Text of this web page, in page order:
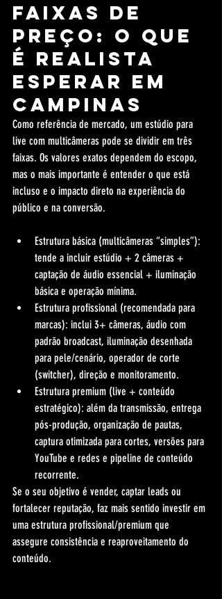
Faixas de
preço: o que
é realista
esperar em
Campinas
Como referência de mercado, um estúdio para
live com multicâmeras pode se dividir em três
faixas. Os valores exatos dependem do escopo,
mas o mais importante é entender o que está
incluso e o impacto direto na experiência do
público e na conversão.
Estrutura básica (multicâmeras “simples”):
tende a incluir estúdio + 2 câmeras +
captação de áudio essencial + iluminação
básica e operação mínima.
Estrutura profissional (recomendada para
marcas): inclui 3+ câmeras, áudio com
padrão broadcast, iluminação desenhada
para pele/cenário, operador de corte
(switcher), direção e monitoramento.
Estrutura premium (live + conteúdo
estratégico): além da transmissão, entrega
pós-produção, organização de pautas,
captura otimizada para cortes, versões para
YouTube e redes e pipeline de conteúdo
recorrente.
Se o seu objetivo é vender, captar leads ou
fortalecer reputação, faz mais sentido investir em
uma estrutura profissional/premium que
assegure consistência e reaproveitamento do
conteúdo.